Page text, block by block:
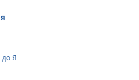
до Я